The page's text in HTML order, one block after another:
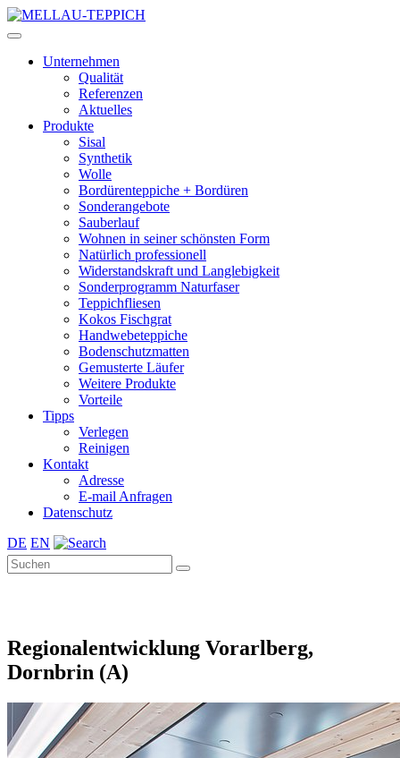
Unternehmen
Qualität
Referenzen
Aktuelles
Produkte
Sisal
Synthetik
Wolle
Bordürenteppiche + Bordüren
Sonderangebote
Sauberlauf
Wohnen in seiner schönsten Form
Natürlich professionell
Widerstandskraft und Langlebigkeit
Sonderprogramm Naturfaser
Teppichfliesen
Kokos Fischgrat
Handwebeteppiche
Bodenschutzmatten
Gemusterte Läufer
Weitere Produkte
Vorteile
Tipps
Verlegen
Reinigen
Kontakt
Adresse
E-mail Anfragen
Datenschutz
DE EN
Regionalentwicklung Vorarlberg,
Dornbrin (A)